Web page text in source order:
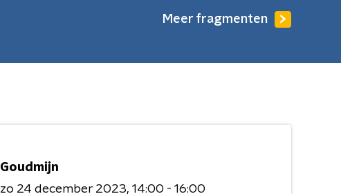
Meer fragmenten
Goudmijn
zo 24 december 2023 14:00 - 16:00